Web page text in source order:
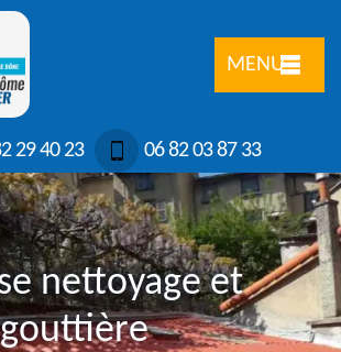
MENU
29 40 23 06 82 03 87 33
nettoyage et